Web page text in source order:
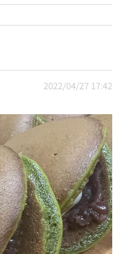
2022/04/27 17:42